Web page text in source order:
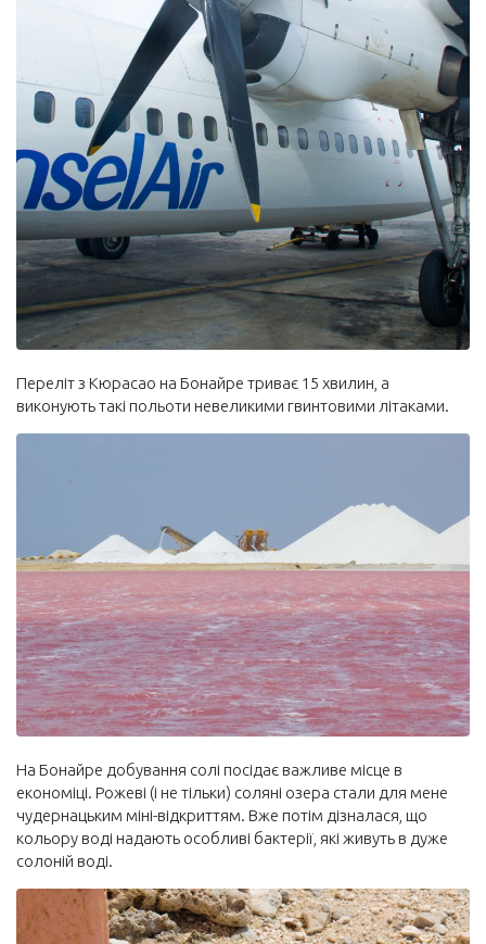
Переліт з Кюрасао на Бонайре триває 15 хвилин, а
виконують такі польоти невеликими гвинтовими літаками.
На Бонайре добування солі посідає важливе місце в
економіці. Рожеві (і не тільки) соляні озера стали для мене
чудернацьким міні-відкриттям. Вже потім дізналася, що
кольору воді надають особливі бактерії, які живуть в дуже
солоній воді.